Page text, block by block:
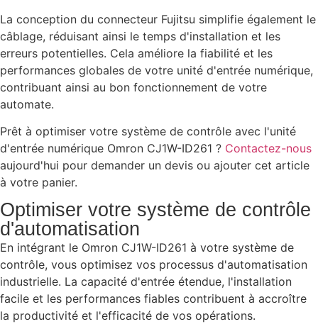
La conception du connecteur Fujitsu simplifie également le
câblage, réduisant ainsi le temps d'installation et les
erreurs potentielles. Cela améliore la fiabilité et les
performances globales de votre unité d'entrée numérique,
contribuant ainsi au bon fonctionnement de votre
automate.
Prêt à optimiser votre système de contrôle avec l'unité
d'entrée numérique Omron CJ1W-ID261 ? Contactez-nous
aujourd'hui pour demander un devis ou ajouter cet article
à votre panier.
Optimiser votre système de contrôle
d'automatisation
En intégrant le Omron CJ1W-ID261 à votre système de
contrôle, vous optimisez vos processus d'automatisation
industrielle. La capacité d'entrée étendue, l'installation
facile et les performances fiables contribuent à accroître
la productivité et l'efficacité de vos opérations.